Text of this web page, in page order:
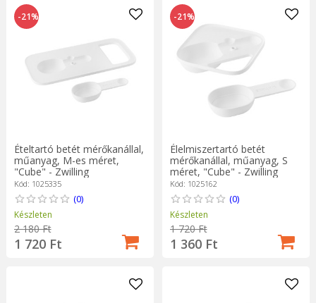
-21%
Ételtartó betét mérőkanállal,
műanyag, M-es méret,
"Cube" - Zwilling
Kód: 1025335
(0)
Készleten
2 180 Ft
1 720 Ft
-21%
Élelmiszertartó betét
mérőkanállal, műanyag, S
méret, "Cube" - Zwilling
Kód: 1025162
(0)
Készleten
1 720 Ft
1 360 Ft